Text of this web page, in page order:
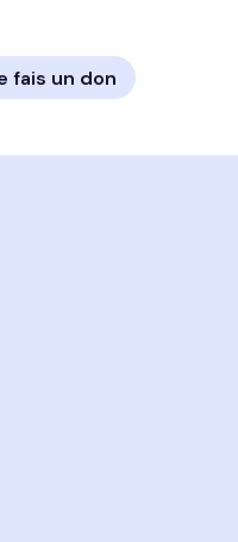
fais un don